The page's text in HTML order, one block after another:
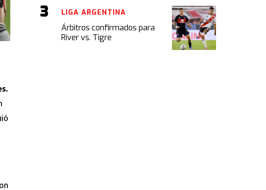
Árbitros confirmados para
River vs. Tigre
LIGA ARGENTINA